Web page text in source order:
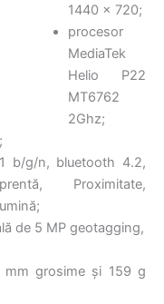
1440 x 720;
procesor
MediaTek
Helio P22
MT6762
2Ghz;
b/g/n, bluetooth 4.2,
Proximitate,
de 5 MP geotagging,
mm grosime şi 159 g